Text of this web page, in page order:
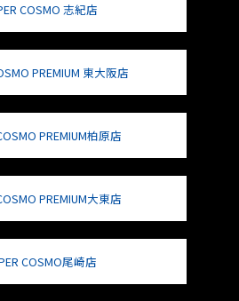
COSMO 志紀店
PREMIUM 東大阪店
PREMIUM柏原店
PREMIUM大東店
COSMO尾崎店